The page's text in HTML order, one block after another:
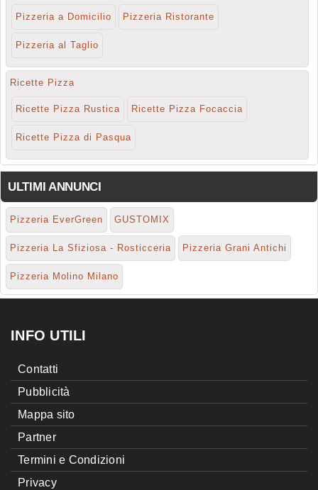
Pizzeria a Domicilio Pizzeria Ristorante
Pizzeria al Taglio
Ricette Pizza
Ricette Pizza Rustica Ricette Pizza Focaccia
Ricette Pizza di Pasqua
ULTIMI ANNUNCI
Pizzeria EverGreen GUSTOMIX
Pizzeria La Sfiziosa - Rosticceria Pizzeria Grani Antichi
Pizzeria Molino Milano
INFO UTILI
Contatti
Pubblicità
Mappa sito
Partner
Termini e Condizioni
Privacy